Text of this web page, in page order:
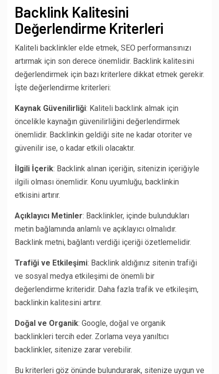
Backlink Kalitesini
Değerlendirme Kriterleri
Kaliteli backlinkler elde etmek, SEO performansınızı
artırmak için son derece önemlidir. Backlink kalitesini
değerlendirmek için bazı kriterlere dikkat etmek gerekir.
İşte değerlendirme kriterleri:
Kaynak Güvenilirliği: Kaliteli backlink almak için
öncelikle kaynağın güvenilirliğini değerlendirmek
önemlidir. Backlinkin geldiği site ne kadar otoriter ve
güvenilir ise, o kadar etkili olacaktır.
İlgili İçerik: Backlink alınan içeriğin, sitenizin içeriğiyle
ilgili olması önemlidir. Konu uyumluğu, backlinkin
etkisini artırır.
Açıklayıcı Metinler: Backlinkler, içinde bulundukları
metin bağlamında anlamlı ve açıklayıcı olmalıdır.
Backlink metni, bağlantı verdiği içeriği özetlemelidir.
Trafiği ve Etkileşimi: Backlink aldığınız sitenin trafiği
ve sosyal medya etkileşimi de önemli bir
değerlendirme kriteridir. Daha fazla trafik ve etkileşim,
backlinkin kalitesini artırır.
Doğal ve Organik: Google, doğal ve organik
backlinkleri tercih eder. Zorlama veya yanıltıcı
backlinkler, sitenize zarar verebilir.
Bu kriterleri göz önünde bulundurarak, sitenize uygun ve